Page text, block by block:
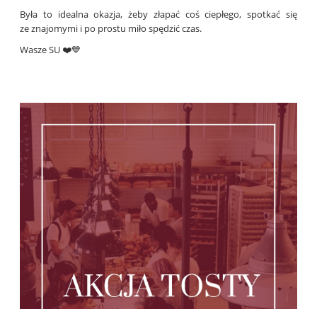
Była to idealna okazja, żeby złapać coś ciepłego, spotkać się
ze znajomymi i po prostu miło spędzić czas.
Wasze SU ❤️💙